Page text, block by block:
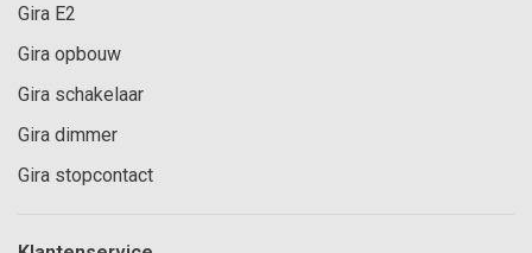
Gira E2
Gira opbouw
Gira schakelaar
Gira dimmer
Gira stopcontact